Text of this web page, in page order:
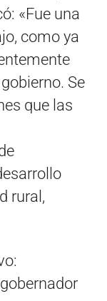
«Fue una
como ya
Se
que las
rural,